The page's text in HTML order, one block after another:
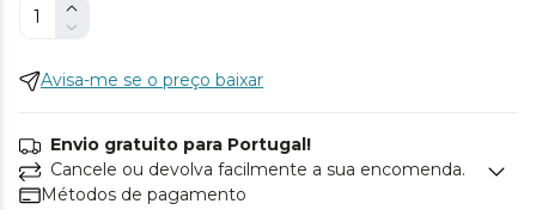
Avisa-me se o preço baixar
Envio gratuito para Portugal!
Cancele ou devolva facilmente a sua encomenda.
Métodos de pagamento